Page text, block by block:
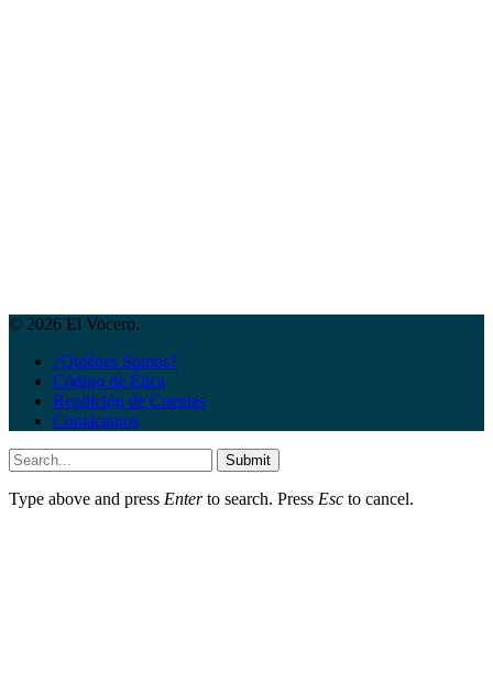
© 2026 El Vocero.
¿Quiénes Somos?
Código de Ética
Rendición de Cuentas
Contáctanos
Submit
Type above and press Enterto search. Press Esc to cancel.